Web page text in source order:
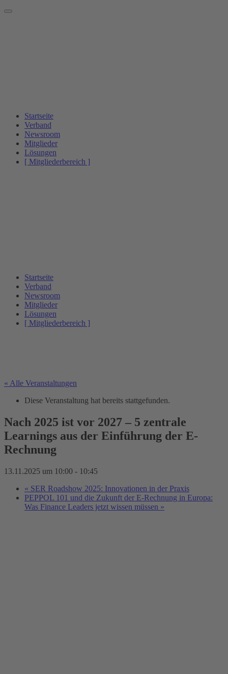
Startseite
Verband
Newsroom
Mitglieder
Lösungen
[ Mitgliederbereich ]
Startseite
Verband
Newsroom
Mitglieder
Lösungen
[ Mitgliederbereich ]
« Alle Veranstaltungen
Diese Veranstaltung hat bereits stattgefunden.
Nach 2025 ist vor 2027 – 5 zentrale
Learnings aus der Einführung der E-
Rechnung
13.11.2025 um 10:00 - 10:45
« SER Roadshow 2025: Innovationen in der Praxis
PEPPOL 101 und die Zukunft der E-Rechnung in Europa:
Was Finance Leaders jetzt wissen müssen »